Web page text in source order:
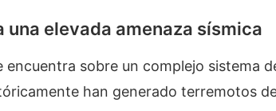
elevada amenaza sísmica
sobre un complejo sistema
han generado terremotos